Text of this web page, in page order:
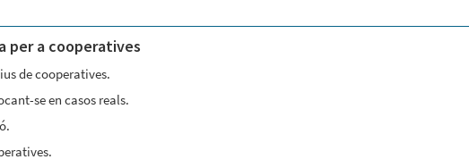
per a cooperatives
de cooperatives.
se en casos reals.